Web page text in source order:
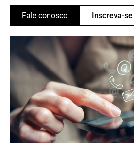
Fale conosco Inscreva-se